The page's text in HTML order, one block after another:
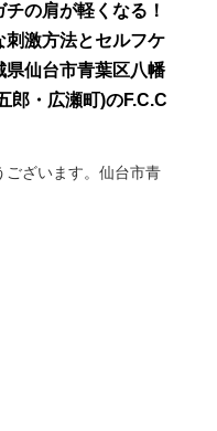
チの肩が軽くなる！
刺激方法とセルフケ
県仙台市青葉区八幡
郎・広瀬町)のF.C.C
す。仙台市青